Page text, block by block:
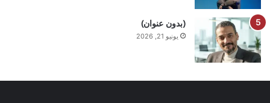
(بدون عنوان)
يونيو 21, 2026